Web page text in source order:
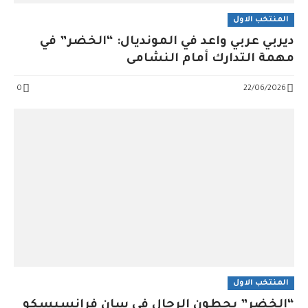
المنتخب الاول
ديربي عربي واعد في المونديال: “الخضر” في
مهمة التدارك أمام النشامى
22/06/2026
0
المنتخب الاول